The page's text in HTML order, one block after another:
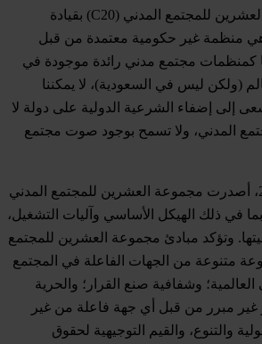
بالإضافة إلى مجموعة العشرين للمجتمع المدني (C20) بقيادة
منظمة غير حكومية معتمدة من قبل
كمنظمات مجتمع مدني رائدة موجودة في
(ولكن ليس في السعودية)، لا يمكننا
إلى إضفاء الشرعية الدولية على دولة لا
المدني، ولا تسمح بوجود صوت مجتمع
بما في ذلك الهيكل الأساسي وآليات التشغيل،
وتؤكد مبادئ مجموعة العشرين للمجتمع
متنوعة من الجهات الفاعلة في المجتمع
العالمية؛ وشفافية صنع القرار؛ والحرية
غير مبرر من قبل أي جهة فاعلة من غير
والتنوع، والقيم التوجيهية لحقوق